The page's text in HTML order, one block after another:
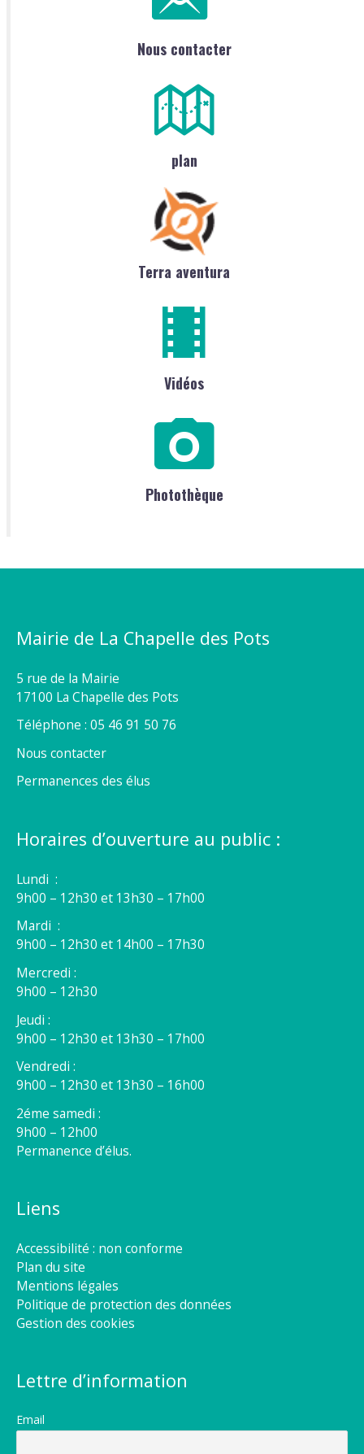
Nous contacter
plan
Terra aventura
Vidéos
Photothèque
Mairie de La Chapelle des Pots
5 rue de la Mairie
17100 La Chapelle des Pots
Téléphone : 05 46 91 50 76
Nous contacter
Permanences des élus
Horaires d’ouverture au public :
Lundi :
9h00 – 12h30 et 13h30 – 17h00
Mardi :
9h00 – 12h30 et 14h00 – 17h30
Mercredi :
9h00 – 12h30
Jeudi :
9h00 – 12h30 et 13h30 – 17h00
Vendredi :
9h00 – 12h30 et 13h30 – 16h00
2éme samedi :
9h00 – 12h00
Permanence d’élus.
Liens
Accessibilité : non conforme
Plan du site
Mentions légales
Politique de protection des données
Gestion des cookies
Lettre d’information
Email